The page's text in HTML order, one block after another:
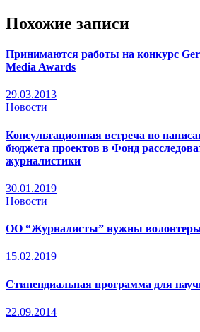
Похожие записи
Принимаются работы на конкурс
Media Awards
29.03.2013
Новости
Консультационная встреча по
бюджета проектов в Фонд
журналистики
30.01.2019
Новости
ОО “Журналисты” нужны
15.02.2019
Стипендиальная программа для
22.09.2014